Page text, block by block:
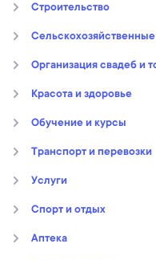
Строительство
Организация свадеб и
Kрасота и здоровье
Обучение и курсы
Транспорт и перевозки
Услуги
Спорт и отдых
Аптека